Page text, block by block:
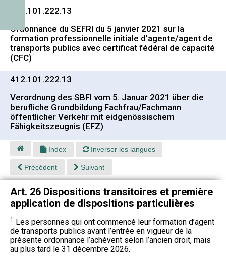
412.101.222.13
Ordonnance du SEFRI du 5 janvier 2021 sur la
formation professionnelle initiale d’agente/agent de
transports publics avec certificat fédéral de capacité
(CFC)
412.101.222.13
Verordnung des SBFI vom 5. Januar 2021 über die
berufliche Grundbildung Fachfrau/Fachmann
öffentlicher Verkehr mit eidgenössischem
Fähigkeitszeugnis (EFZ)
Index Inverser les langues
Précédent Suivant
Art. 26 Dispositions transitoires et première
application de dispositions particulières
1 Les personnes qui ont commencé leur formation d’agent
de transports publics avant l’entrée en vigueur de la
présente ordonnance l’achèvent selon l’ancien droit, mais
au plus tard le 31 décembre 2026.